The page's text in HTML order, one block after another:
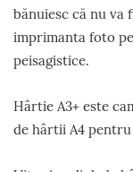
bănuiesc că nu va
imprimanta foto
peisagistice.
Hârtie A3+ este
de hârtii A4